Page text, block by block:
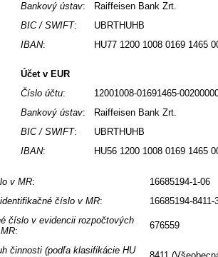
Bankový ústav:
Raiffeisen Bank Zrt.
BIC / SWIFT:
UBRTHUHB
IBAN: HU77 1200 1008 0169 1465
Účet v EUR
Číslo účtu:
12001008-01691465-
Bankový ústav:
Raiffeisen Bank Zrt.
BIC / SWIFT:
UBRTHUHB
IBAN: HU56 1200 1008 0169 1465
v MR:
16685194-1-06
číslo v MR:
16685194-8411-
číslo v evidencii rozpočtových
:
676559
činnosti (podľa klasifikácie HU